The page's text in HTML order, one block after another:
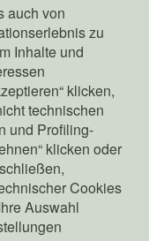
auch von
zu
Inhalte und
klicken,
technischen
und Profiling-
klicken oder
Cookies
Auswahl